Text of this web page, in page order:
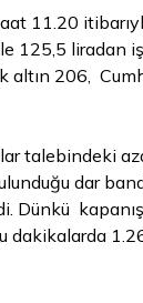
11.20
125,5 liradan
altın 206,
talebindeki
dar
Dünkü
dakikalarda